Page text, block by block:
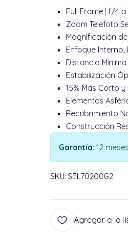
Full Frame | f/4
Zoom Telefoto
Magnificación
Enfoque Interno,
Distancia
Estabilización
15% Más Corto
Elementos
Recubrimiento
Construcción
Garantía: 12 meses
SKU: SEL70200G2
Agregar a la